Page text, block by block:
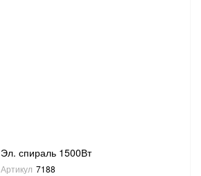
Эл. спираль 1500Вт
Артикул 7188